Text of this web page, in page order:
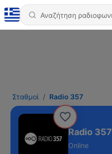
Σταθμοί Radio 357
Radio 357
Online